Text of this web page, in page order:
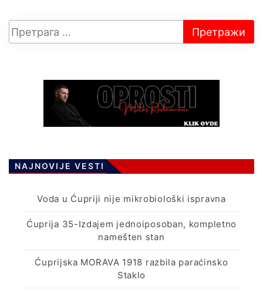
NAJNOVIJE VESTI
Voda u Ćupriji nije mikrobiološki ispravna
Ćuprija 35-Izdajem jednoiposoban, kompletno
namešten stan
Ćuprijska MORAVA 1918 razbila paraćinsko
Staklo